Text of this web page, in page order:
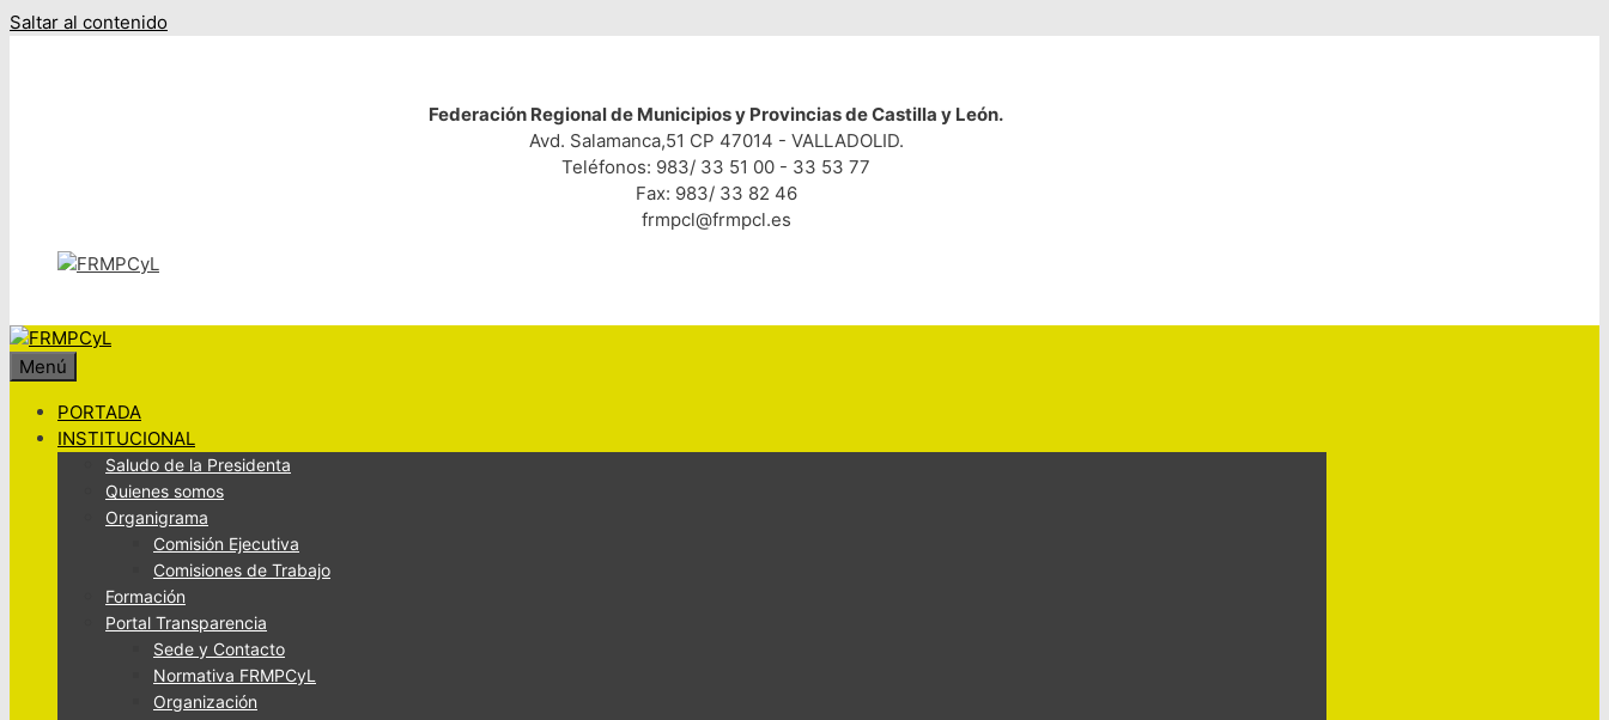
Saltar al contenido
Federación Regional de Municipios y Provincias de Castilla y León.
Avd. Salamanca,51 CP 47014 - VALLADOLID.
Teléfonos: 983/ 33 51 00 - 33 53 77
Fax: 983/ 33 82 46
frmpcl@frmpcl.es
Menú
PORTADA
INSTITUCIONAL
Saludo de la Presidenta
Quienes somos
Organigrama
Comisión Ejecutiva
Comisiones de Trabajo
Formación
Portal Transparencia
Sede y Contacto
Normativa FRMPCyL
Organización